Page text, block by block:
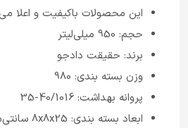
این محصولات باکیفیت و اعلا
حجم: 950 میلی‌لیتر
برند: حقیقت دادجو
وزن بسته بندی: 980
پروانه بهداشت: 40/1016-35
ابعاد بسته بندی: 8x8x25 سانتی‌متر